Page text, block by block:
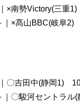
×南勢Victory(三
｜×髙山BBC(岐阜
〇吉田中(静岡1)
｜〇駿河セントラ